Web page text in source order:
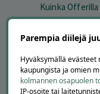
Kuinka
Usein kysytyt
Suosittele
TUTUSTU
Tietoa meistä
Ajankohtaista
Parempia diilejä
Hyväksymällä evästeet
kaupungista ja omien
kolmannen osapuolen
IP-osoite tai